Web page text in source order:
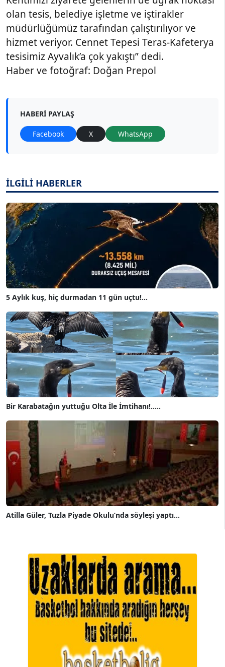
olan tesis, belediye işletme ve iştirakler
müdürlüğümüz tarafından çalıştırılıyor ve
hizmet veriyor. Cennet Tepesi Teras-Kafeterya
tesisimiz Ayvalık’a çok yakıştı” dedi.
Haber ve fotoğraf: Doğan Prepol
HABERI PAYLAŞ
Facebook X WhatsApp
İLGİLİ HABERLER
5 Aylık kuş, hiç durmadan 11 gün uçtu!...
Bir Karabatağın yuttuğu Olta İle İmtihanı!.....
Atilla Güler, Tuzla Piyade Okulu’nda söyleşi yaptı...
A. BAHRİ VRESKALA
Köşe Yazarı